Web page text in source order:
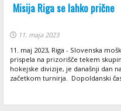
Misija Riga se lahko prične
11. maja 2023
11. maj 2023, Riga - Slovenska
prispela na prizorišče tekem
hokejske divizije, je današnji dan
začetkom turnirja. Dopoldanski